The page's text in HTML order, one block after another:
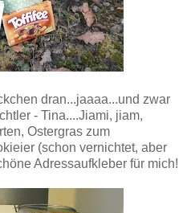
dran...jaaaa...und zwar
- Tina....Jiami, jiam,
Ostergras zum
(schon vernichtet, aber
Adressaufkleber für mich!